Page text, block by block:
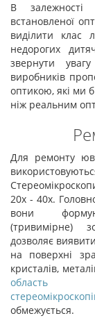
В залежності
встановленої
виділити клас
недорогих
звернути
виробників
оптикою, які ми
ніж реальним
Для ремонту
20х - 40х.
вони
(тривимірне)
дозволяє
на поверхні
кристалів,
область
обмежується.